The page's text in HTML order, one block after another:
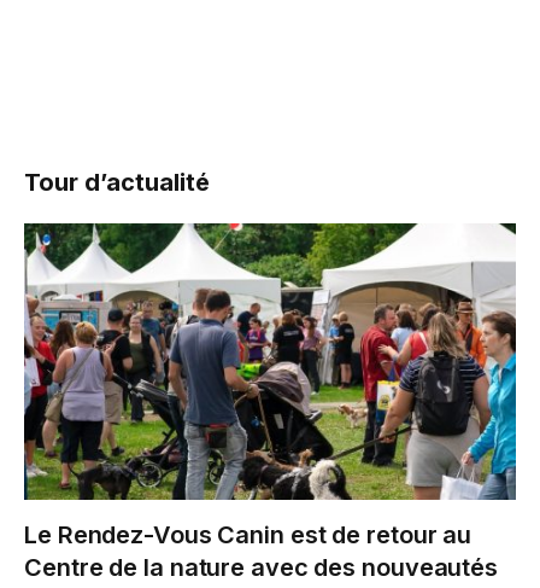
Tour d’actualité
Le Rendez-Vous Canin est de retour au
Centre de la nature avec des nouveautés